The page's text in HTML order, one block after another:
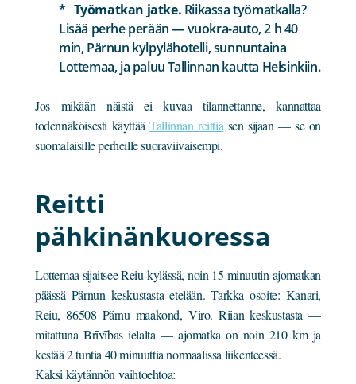
Työmatkan jatke. Riikassa työmatkalla?
Lisää perhe perään — vuokra-auto, 2 h 40
min, Pärnun kylpylähotelli, sunnuntaina
Lottemaa, ja paluu Tallinnan kautta Helsinkiin.
Jos mikään näistä ei kuvaa tilannettanne, kannattaa
todennäköisesti käyttääTallinnan reittiäsen sijaan — se on
suomalaisille perheille suoraviivaisempi.
Reitti
pähkinänkuoressa
Lottemaa sijaitsee Reiu-kylässä, noin 15 minuutin ajomatkan
päässä Pärnun keskustasta etelään. Tarkka osoite: Kanari,
Reiu, 86508 Pärnu maakond, Viro. Riian keskustasta —
mitattuna Brīvības ielalta — ajomatka on noin 210 km ja
kestää 2 tuntia 40 minuuttia normaalissa liikenteessä.
Kaksi käytännön vaihtoehtoa: